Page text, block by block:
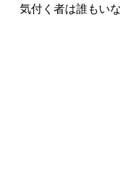
気付く者は誰もい